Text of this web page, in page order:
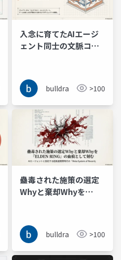
入念に育てたAIエージ
ェント同士の文脈コラ
bulldra >100
蠱毒された施策の選定
Whyと棄却Whyを
有すべき
bulldra >100